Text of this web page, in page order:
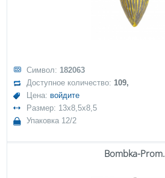
Символ: 182063
Доступное количество:109,
Цена: войдите
Размер: 13x8,5x8,5
Упаковка 12/2
Bombka-Prom.